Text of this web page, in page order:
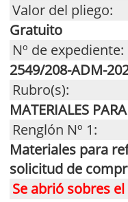
Valor del pliego:
Gratuito
Nº de expediente:
2549/208-ADM-
Rubro(s):
MATERIALES
Renglón Nº 1:
Materiales para
solicitud de
Se abrió sobres